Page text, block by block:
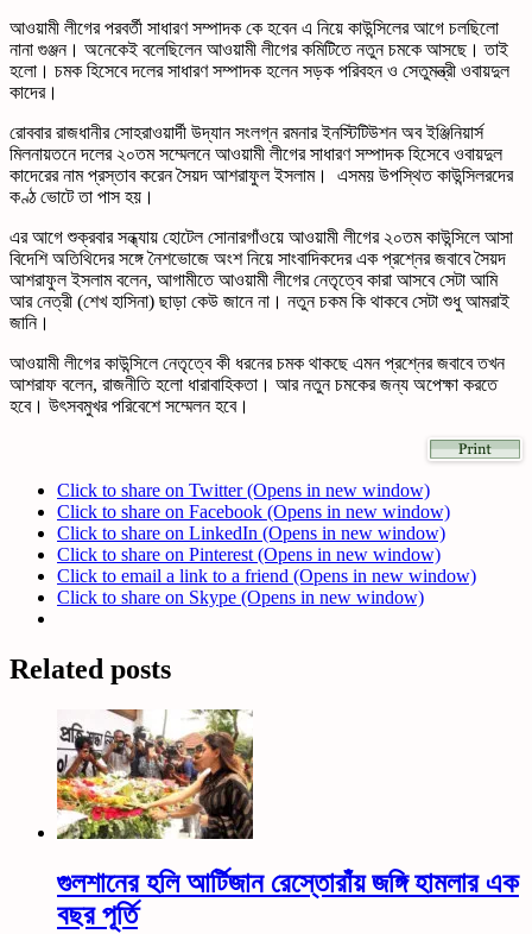
আওয়ামী লীগের পরবর্তী সাধারণ সম্পাদক কে হবেন এ নিয়ে কাউন্সিলের আগে চলছিলো
নানা গুঞ্জন। অনেকেই বলেছিলেন আওয়ামী লীগের কমিটিতে নতুন চমকে আসছে। তাই
হলো। চমক হিসেবে দলের সাধারণ সম্পাদক হলেন সড়ক পরিবহন ও সেতুমন্ত্রী ওবায়দুল
কাদের।
রোববার রাজধানীর সোহরাওয়ার্দী উদ্যান সংলগ্ন রমনার ইনস্টিটিউশন অব ইঞ্জিনিয়ার্স
মিলনায়তনে দলের ২০তম সম্মেলনে আওয়ামী লীগের সাধারণ সম্পাদক হিসেবে ওবায়দুল
কাদেরের নাম প্রস্তাব করেন সৈয়দ আশরাফুল ইসলাম। এসময় উপস্থিত কাউন্সিলরদের
কণ্ঠ ভোটে তা পাস হয়।
এর আগে শুক্রবার সন্ধ্যায় হোটেল সোনারগাঁওয়ে আওয়ামী লীগের ২০তম কাউন্সিলে আসা
বিদেশি অতিথিদের সঙ্গে নৈশভোজে অংশ নিয়ে সাংবাদিকদের এক প্রশ্নের জবাবে সৈয়দ
আশরাফুল ইসলাম বলেন, আগামীতে আওয়ামী লীগের নেতৃত্বে কারা আসবে সেটা আমি
আর নেত্রী (শেখ হাসিনা) ছাড়া কেউ জানে না। নতুন চকম কি থাকবে সেটা শুধু আমরাই
জানি।
আওয়ামী লীগের কাউন্সিলে নেতৃত্বে কী ধরনের চমক থাকছে এমন প্রশ্নের জবাবে তখন
আশরাফ বলেন, রাজনীতি হলো ধারাবাহিকতা। আর নতুন চমকের জন্য অপেক্ষা করতে
হবে। উৎসবমুখর পরিবেশে সম্মেলন হবে।
Click to share on Twitter (Opens in new window)
Click to share on Facebook (Opens in new window)
Click to share on LinkedIn (Opens in new window)
Click to share on Pinterest (Opens in new window)
Click to email a link to a friend (Opens in new window)
Click to share on Skype (Opens in new window)
Related posts
গুলশানের হলি আর্টিজান রেস্তোরাঁয় জঙ্গি হামলার এক
বছর পূর্তি